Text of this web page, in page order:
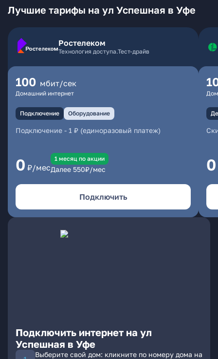
Лучшие тарифы на ул Успешная в Уфе
Ростелеком
Технология доступа.Тест-драйв
100 мбит/сек
Домашний интернет
Подключение Оборудование
Подключение - 1 ₽ (единоразовый платеж)
0 ₽/мес
1 месяц по акции
Далее 550₽/мес
Подключить
0
Подключить интернет на ул
Успешная в Уфе
Выберите свой дом: кликните по номеру дома на